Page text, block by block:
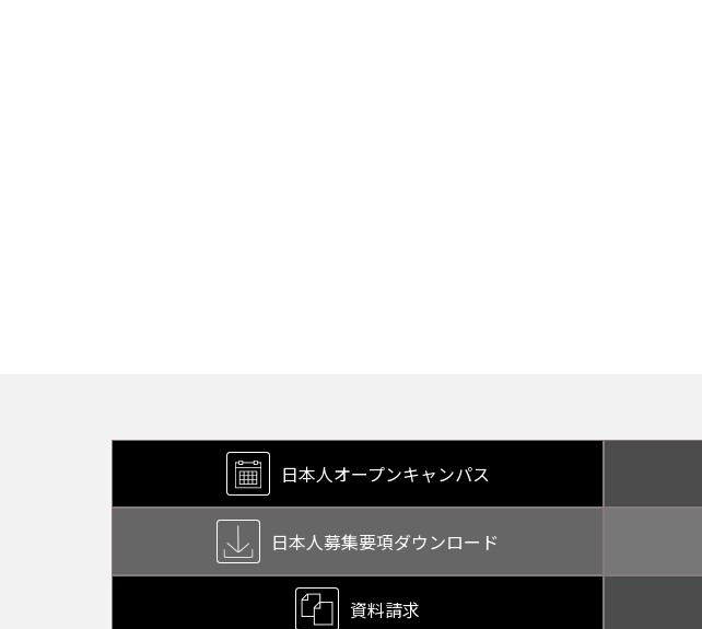
日本人オープンキャンパス
日本人募集要項ダウンロード
資料請求